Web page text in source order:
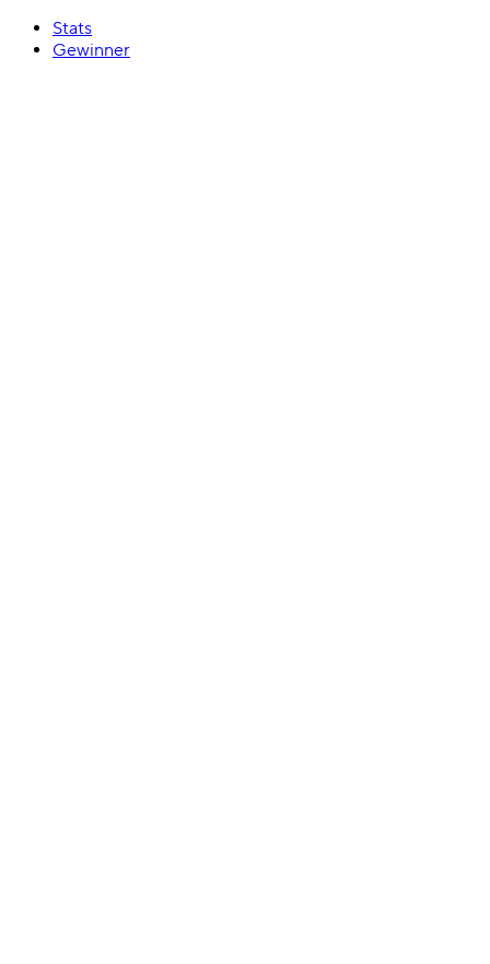
Stats
Gewinner